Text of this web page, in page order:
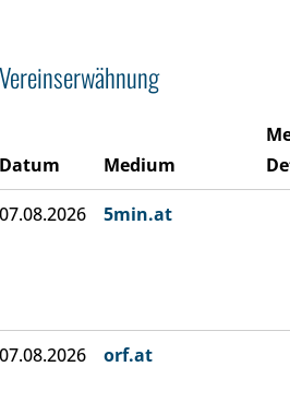
Datum Medium
07.08.2026 5min.at
07.08.2026 orf.at